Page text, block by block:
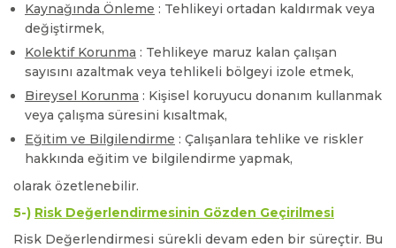
Kaynağında Önleme : Tehlikeyi ortadan kaldırmak veya
değiştirmek,
Kolektif Korunma : Tehlikeye maruz kalan çalışan
sayısını azaltmak veya tehlikeli bölgeyi izole etmek,
Bireysel Korunma : Kişisel koruyucu donanım kullanmak
veya çalışma süresini kısaltmak,
Eğitim ve Bilgilendirme : Çalışanlara tehlike ve riskler
hakkında eğitim ve bilgilendirme yapmak,
olarak özetlenebilir.
5-) Risk Değerlendirmesinin Gözden Geçirilmesi
Risk Değerlendirmesi sürekli devam eden bir süreçtir. Bu